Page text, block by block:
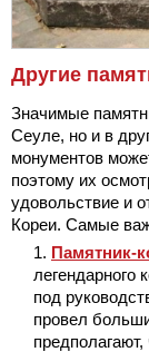
Другие
Значимые
Сеуле, но и в
монументов
поэтому их
удовольствие и
Кореи. Самые
Памятник-
легендарного
под
провел